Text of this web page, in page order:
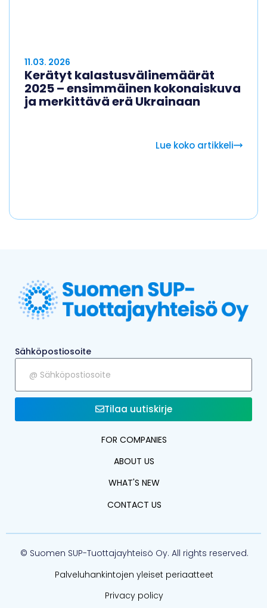
11.03. 2026
Kerätyt kalastusvälinemäärät
2025 – ensimmäinen kokonaiskuva
ja merkittävä erä Ukrainaan
Lue koko artikkeli
Sähköpostiosoite
Tilaa uutiskirje
FOR COMPANIES
ABOUT US
WHAT'S NEW
CONTACT US
© Suomen SUP-Tuottajayhteisö Oy. All rights reserved.
Palveluhankintojen yleiset periaatteet
Privacy policy